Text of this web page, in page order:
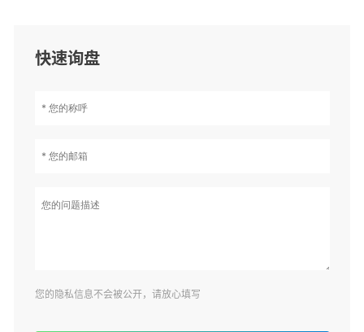
快速询盘
您的隐私信息不会被公开，请放心填写